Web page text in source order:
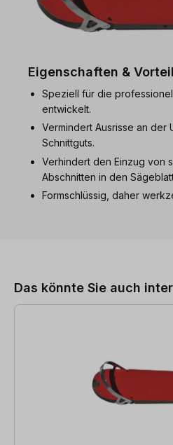
Eigenschaften &
Speziell für die
entwickelt.
Vermindert Ausrisse an der
Schnittguts.
Verhindert den Einzug von
Abschnitten in den
Formschlüssig, daher
Das könnte Sie auch